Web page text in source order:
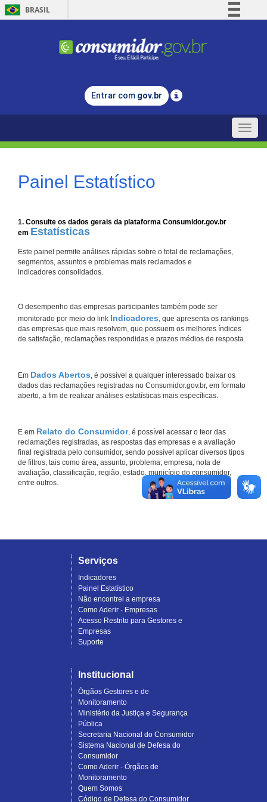
BRASIL
Comunica BR
Legislação
Entrar com gov.br
Toggle
Painel Estatístico
1. Consulte os dados gerais da plataforma Consumidor.gov.br
em Estatísticas
Este painel permite análises rápidas sobre o total de reclamações,
segmentos, assuntos e problemas mais reclamados e
indicadores consolidados.
O desempenho das empresas participantes também pode ser
monitorado por meio do link Indicadores, que apresenta os rankings
das empresas que mais resolvem, que possuem os melhores índices
de satisfação, reclamações respondidas e prazos médios de resposta.
Em Dados Abertos, é possível a qualquer interessado baixar os
dados das reclamações registradas no Consumidor.gov.br, em formato
aberto, a fim de realizar análises estatísticas mais específicas.
E em Relato do Consumidor, é possível acessar o teor das
reclamações registradas, as respostas das empresas e a avaliação
final registrada pelo consumidor, sendo possível aplicar diversos tipos
de filtros, tais como área, assunto, problema, empresa, nota de
avaliação, classificação, região, estado, município do consumidor,
entre outros.
Serviços
Indicadores
Painel Estatístico
Não encontrei a empresa
Como Aderir - Empresas
Acesso Restrito para Gestores e
Empresas
Suporte
Institucional
Órgãos Gestores e de
Monitoramento
Ministério da Justiça e Segurança
Pública
Secretaria Nacional do Consumidor
Sistema Nacional de Defesa do
Consumidor
Como Aderir - Órgãos de
Monitoramento
Quem Somos
Código de Defesa do Consumidor